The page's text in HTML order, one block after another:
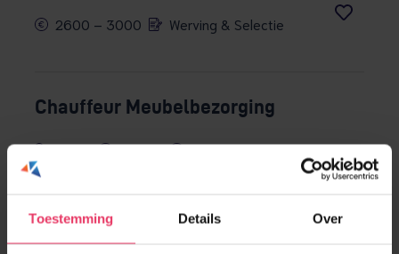
Toestemming Details Over
2600 – 3000 Werving & Selectie
Chauffeur Meubelbezorging
Veghel Fulltime 2800 – 3500